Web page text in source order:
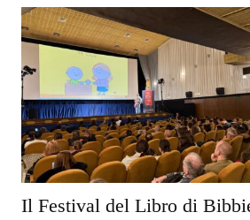
Il Festival del Libro di